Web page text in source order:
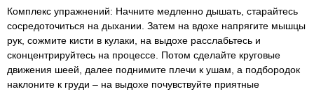
Комплекс упражнений: Начните медленно дышать, старайтесь
сосредоточиться на дыхании. Затем на вдохе напрягите мышцы
рук, сожмите кисти в кулаки, на выдохе расслабьтесь и
сконцентрируйтесь на процессе. Потом сделайте круговые
движения шеей, далее поднимите плечи к ушам, а подбородок
наклоните к груди – на выдохе почувствуйте приятные